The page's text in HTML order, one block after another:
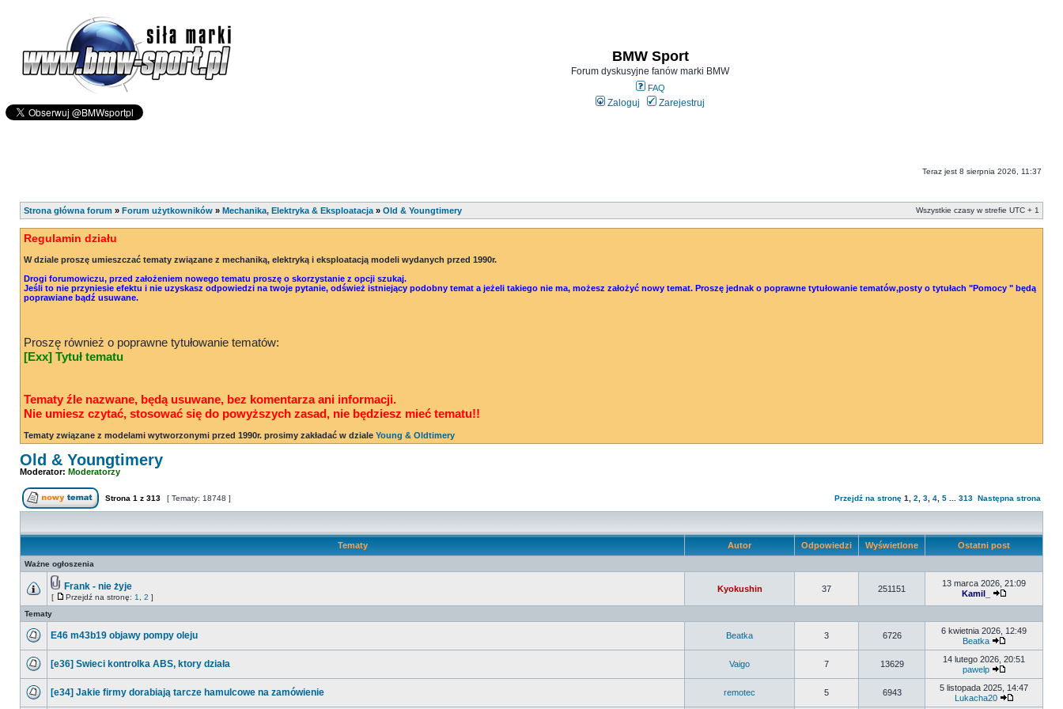
BMW Sport
Forum dyskusyjne fanów marki BMW
FAQ
Zaloguj Zarejestruj
Teraz jest 8 sierpnia 2026, 11:37
Strona główna forum » Forum użytkowników » Mechanika, Elektryka & Eksploatacja » Old & Youngtimery Wszystkie czasy w strefie UTC + 1
Regulamin działu
W dziale proszę umieszczać tematy związane z mechaniką, elektryką i eksploatacją modeli wydanych przed 1990r.
Drogi forumowiczu, przed założeniem nowego tematu proszę o skorzystanie z opcji szukaj.
Jeśli to nie przyniesie efektu i nie uzyskasz odpowiedzi na twoje pytanie, odśwież istniejący podobny temat a jeżeli takiego nie ma, możesz założyć nowy temat. Proszę jednak o poprawne tytułowanie tematów,posty o tytułach "Pomocy " będą
poprawiane bądź usuwane.
Proszę również o poprawne tytułowanie tematów:
[Exx] Tytuł tematu
Tematy źle nazwane, będą usuwane, bez komentarza ani informacji.
Nie umiesz czytać, stosować się do powyższych zasad, nie będziesz mieć tematu!!
Tematy związane z modelami wytworzonymi przed 1990r. prosimy zakładać w dziale Young & Oldtimery
Old & Youngtimery
Moderator: Moderatorzy
Strona 1 z 313 [ Tematy: 18748 ] Przejdź na stronę 1 2 3 4 5 313 Następna strona
Tematy Autor Odpowiedzi Wyświetlone Ostatni post
Ważne ogłoszenia
Frank - nie żyje
[ Przejdź na stronę: 1 2 ]
Kyokushin 37 251151
13 marca 2026, 21:09
Kamil_
Tematy
E46 m43b19 objawy pompy oleju Beatka 3 6726
6 kwietnia 2026, 12:49
Beatka
[e36] Swieci kontrolka ABS, ktory działa Vaigo 7 13629
14 lutego 2026, 20:51
pawelp
[e34] Jakie firmy dorabiają tarcze hamulcowe na zamówienie remotec 5 6943
5 listopada 2025, 14:47
Lukacha20